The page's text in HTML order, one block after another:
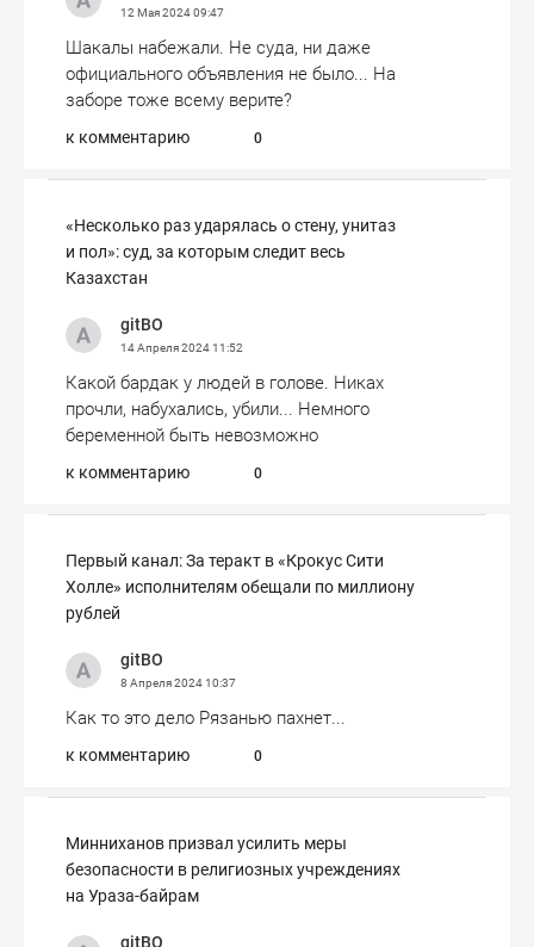
12 Мая 202409:47
Шакалы набежали. Не суда, ни даже
официального объявления не было... На
заборе тоже всему верите?
к комментарию 0
«Несколько раз ударялась о стену, унитаз
и пол»: суд, за которым следит весь
Казахстан
gitBO
14 Апреля 202411:52
Какой бардак у людей в голове. Никах
прочли, набухались, убили... Немного
беременной быть невозможно
к комментарию 0
Первый канал: За теракт в «Крокус Сити
Холле» исполнителям обещали по миллиону
рублей
gitBO
8 Апреля 202410:37
Как то это дело Рязанью пахнет...
к комментарию 0
Минниханов призвал усилить меры
безопасности в религиозных учреждениях
на Ураза-байрам
gitBO